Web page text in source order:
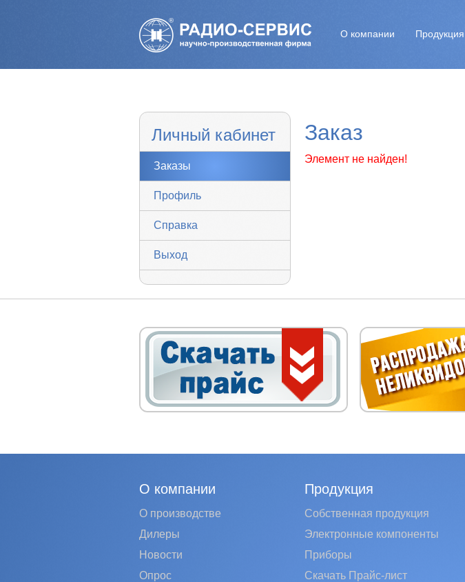
О компании Продукция
Личный кабинет
Заказы
Профиль
Справка
Выход
Заказ
Элемент не найден!
О компании
О производстве
Дилеры
Новости
Опрос
Продукция
Собственная продукция
Электронные компоненты
Приборы
Скачать Прайс-лист